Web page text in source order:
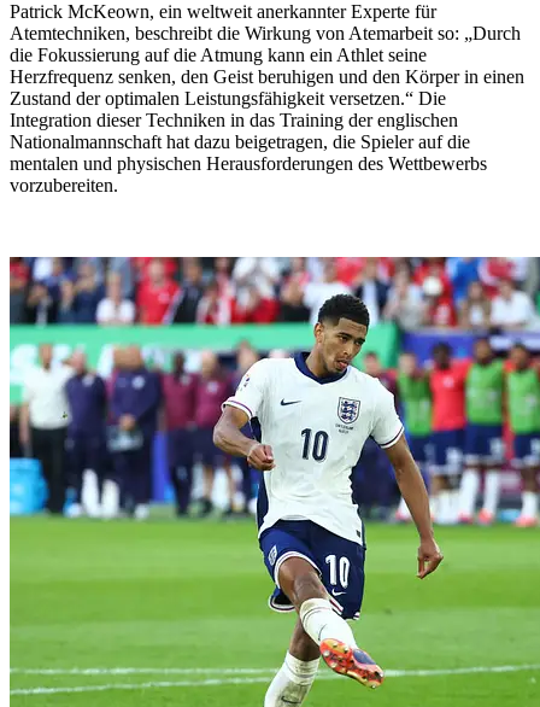
Patrick McKeown, ein weltweit anerkannter Experte für
Atemtechniken, beschreibt die Wirkung von Atemarbeit so: „Durch
die Fokussierung auf die Atmung kann ein Athlet seine
Herzfrequenz senken, den Geist beruhigen und den Körper in einen
Zustand der optimalen Leistungsfähigkeit versetzen.“ Die
Integration dieser Techniken in das Training der englischen
Nationalmannschaft hat dazu beigetragen, die Spieler auf die
mentalen und physischen Herausforderungen des Wettbewerbs
vorzubereiten.